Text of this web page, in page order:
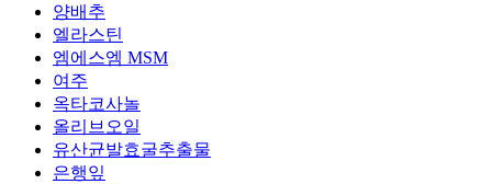
양배추
엘라스틴
엠에스엠 MSM
여주
옥타코사놀
올리브오일
유산균발효굴추출물
은행잎